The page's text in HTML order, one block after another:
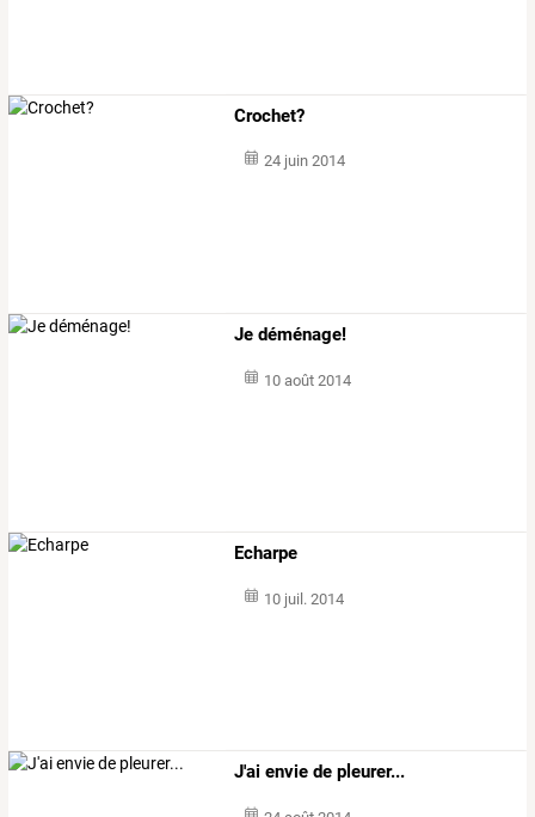
Crochet?
24 juin 2014
Je déménage!
10 août 2014
Echarpe
10 juil. 2014
J'ai envie de pleurer...